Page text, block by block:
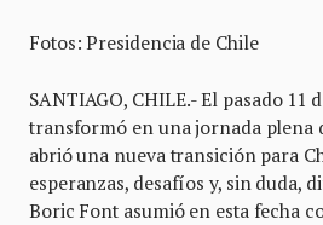
Fotos: Presidencia de Chile
SANTIAGO, CHILE.- El pasado 11
transformó en una jornada plena
abrió una nueva transición para
esperanzas, desafíos y, sin duda,
Boric Font asumió en esta fecha